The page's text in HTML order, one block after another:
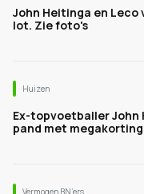
John Heitinga en
lot. Zie foto's
Huizen
Ex-topvoetballer John
pand met
Vermogen BN’ers